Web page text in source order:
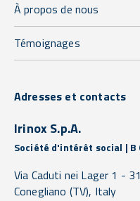
À propos de nous
Témoignages
Adresses et contacts
Irinox S.p.A.
Société d'intérêt social | B
Via Caduti nei Lager 1 -
Conegliano (TV), Italy